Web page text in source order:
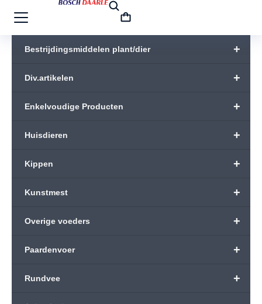
+
Bestrijdingsmiddelen plant/dier
+
Div.artikelen
+
Enkelvoudige Producten
+
Huisdieren
+
Kippen
+
Kunstmest
+
Overige voeders
+
Paardenvoer
+
Rundvee